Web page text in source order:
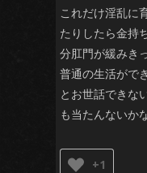
これだけ淫乱に
たりしたら金持
分肛門が緩みき
普通の生活がで
とお世話できな
も当たんないか
+1